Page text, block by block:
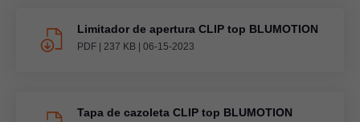
Limitador de apertura CLIP top BLUMOTION
PDF 237 KB 06-15-2023
Tapa de cazoleta CLIP top BLUMOTION